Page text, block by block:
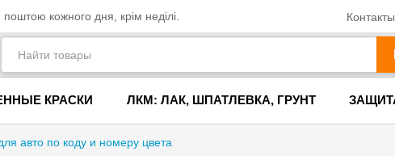
кожного дня, крім неділі. Контакты
КРАСКИ ЛКМ: ЛАК, ШПАТЛЕВКА, ГРУНТ
авто по коду и номеру цвета